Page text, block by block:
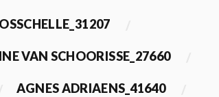
VAN SCHOORISSE_27660
AGNES ADRIAENS_41640